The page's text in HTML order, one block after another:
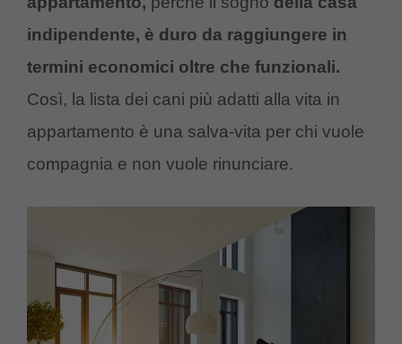
indipendente, è duro da raggiungere in
termini economici oltre che funzionali.
Così, la lista dei cani più adatti alla vita in
appartamento è una salva-vita per chi vuole
compagnia e non vuole rinunciare.